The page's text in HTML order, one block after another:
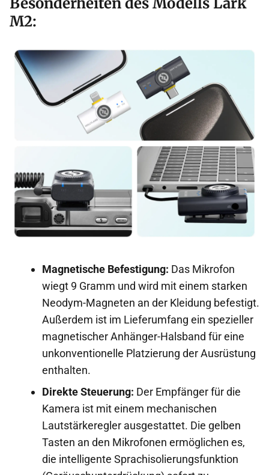
M2:
Magnetische Befestigung: Das Mikrofon
wiegt 9 Gramm und wird mit einem starken
Neodym-Magneten an der Kleidung befestigt.
Außerdem ist im Lieferumfang ein spezieller
magnetischer Anhänger-Halsband für eine
unkonventionelle Platzierung der Ausrüstung
enthalten.
Direkte Steuerung: Der Empfänger für die
Kamera ist mit einem mechanischen
Lautstärkeregler ausgestattet. Die gelben
Tasten an den Mikrofonen ermöglichen es,
die intelligente Sprachisolierungsfunktion